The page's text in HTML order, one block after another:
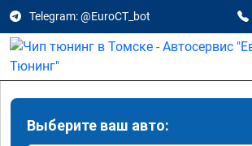
Telegram: @EuroCT_bot
Выберите ваш авто: